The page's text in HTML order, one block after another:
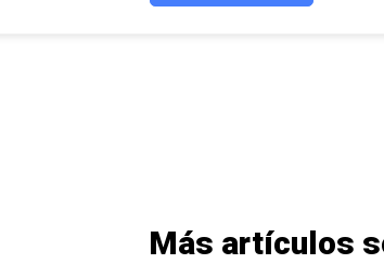
Más artículos